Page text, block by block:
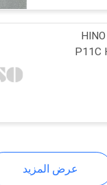
الجسم
1-44333700-0 HINO
P11C
عرض المزيد